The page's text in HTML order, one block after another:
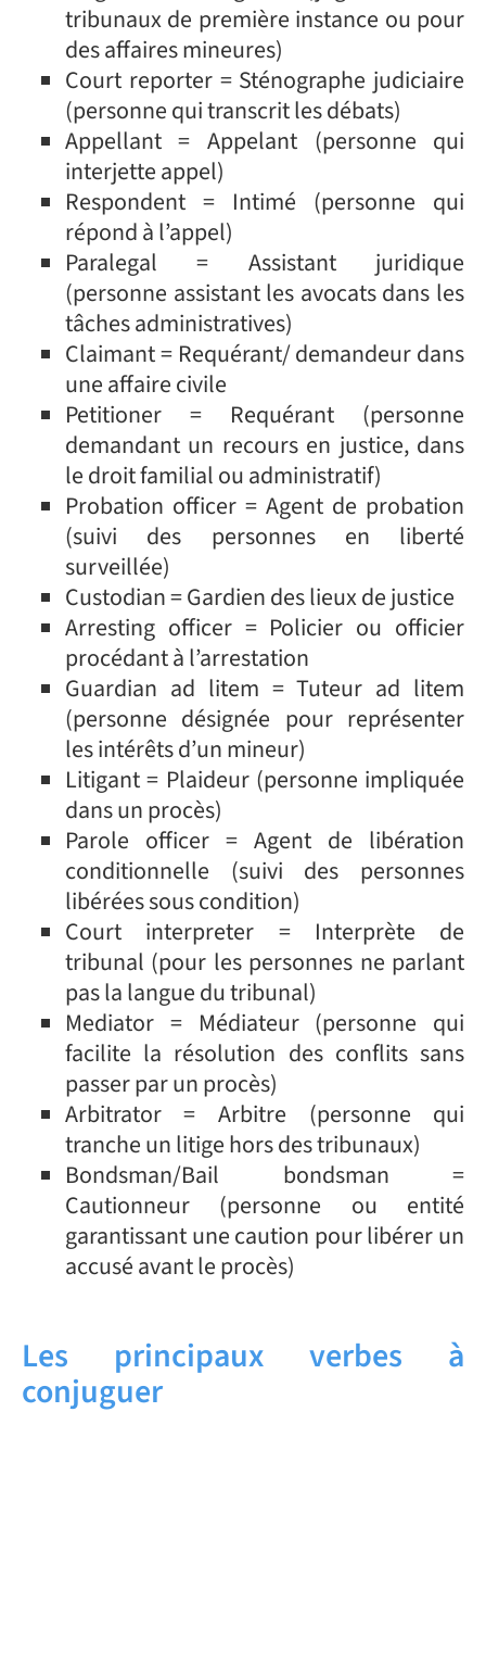
tribunaux de première instance ou pour
des affaires mineures)
Court reporter = Sténographe judiciaire
(personne qui transcrit les débats)
Appellant = Appelant (personne qui
interjette appel)
Respondent = Intimé (personne qui
répond à l’appel)
Paralegal = Assistant juridique
(personne assistant les avocats dans les
tâches administratives)
Claimant = Requérant/ demandeur dans
une affaire civile
Petitioner = Requérant (personne
demandant un recours en justice, dans
le droit familial ou administratif)
Probation officer = Agent de probation
(suivi des personnes en liberté
surveillée)
Custodian = Gardien des lieux de justice
Arresting officer = Policier ou officier
procédant à l’arrestation
Guardian ad litem = Tuteur ad litem
(personne désignée pour représenter
les intérêts d’un mineur)
Litigant = Plaideur (personne impliquée
dans un procès)
Parole officer = Agent de libération
conditionnelle (suivi des personnes
libérées sous condition)
Court interpreter = Interprète de
tribunal (pour les personnes ne parlant
pas la langue du tribunal)
Mediator = Médiateur (personne qui
facilite la résolution des conflits sans
passer par un procès)
Arbitrator = Arbitre (personne qui
tranche un litige hors des tribunaux)
Bondsman/Bail bondsman =
Cautionneur (personne ou entité
garantissant une caution pour libérer un
accusé avant le procès)
Les principaux verbes à
conjuguer